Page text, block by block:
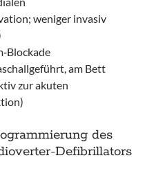
weniger invasiv
am Bett
zur akuten
des
Defibrillators